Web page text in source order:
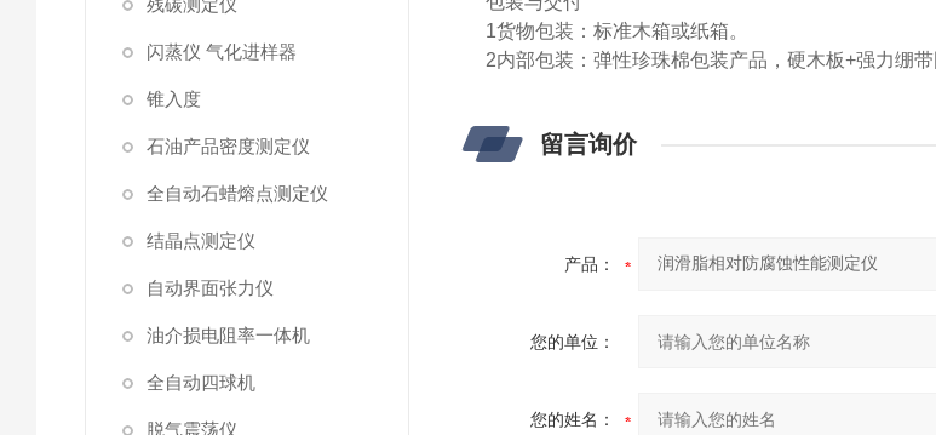
残碳测定仪
闪蒸仪 气化进样器
锥入度
石油产品密度测定仪
全自动石蜡熔点测定仪
结晶点测定仪
自动界面张力仪
油介损电阻率一体机
全自动四球机
脱气震荡仪
1货物包装：标准木箱或纸箱。
2内部包装：弹性珍珠棉包装产品，硬木板+强力绷带
留言询价
产品：
您的单位：
您的姓名：